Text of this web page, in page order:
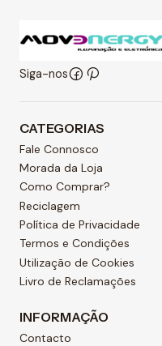
Siga-nos
CATEGORIAS
Fale Connosco
Morada da Loja
Como Comprar?
Reciclagem
Política de Privacidade
Termos e Condições
Utilização de Cookies
Livro de Reclamações
INFORMAÇÃO
Contacto